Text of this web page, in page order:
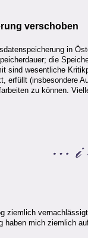
verschoben
in
die
sind wesentliche
erfüllt (insbesondere
zu können.
ziemlich
haben mich ziemlich